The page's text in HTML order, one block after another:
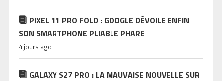
PIXEL 11 PRO FOLD : GOOGLE DÉVOILE ENFIN
SON SMARTPHONE PLIABLE PHARE
4 jours ago
GALAXY S27 PRO : LA MAUVAISE NOUVELLE SUR